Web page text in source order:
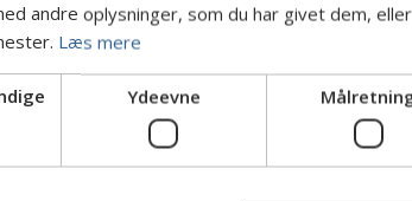
andre oplysninger, som du har givet dem,
Læs mere
Ydeevne